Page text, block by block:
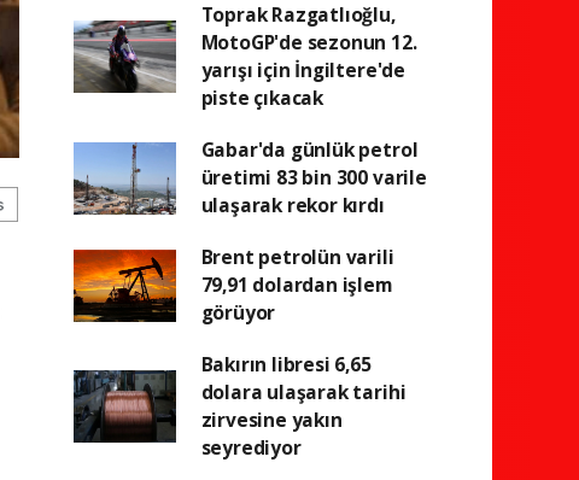
Toprak Razgatlıoğlu,
MotoGP'de sezonun 12.
yarışı için İngiltere'de
piste çıkacak
Gabar'da günlük petrol
üretimi 83 bin 300 varile
ulaşarak rekor kırdı
Brent petrolün varili
79,91 dolardan işlem
görüyor
Bakırın libresi 6,65
dolara ulaşarak tarihi
zirvesine yakın
seyrediyor